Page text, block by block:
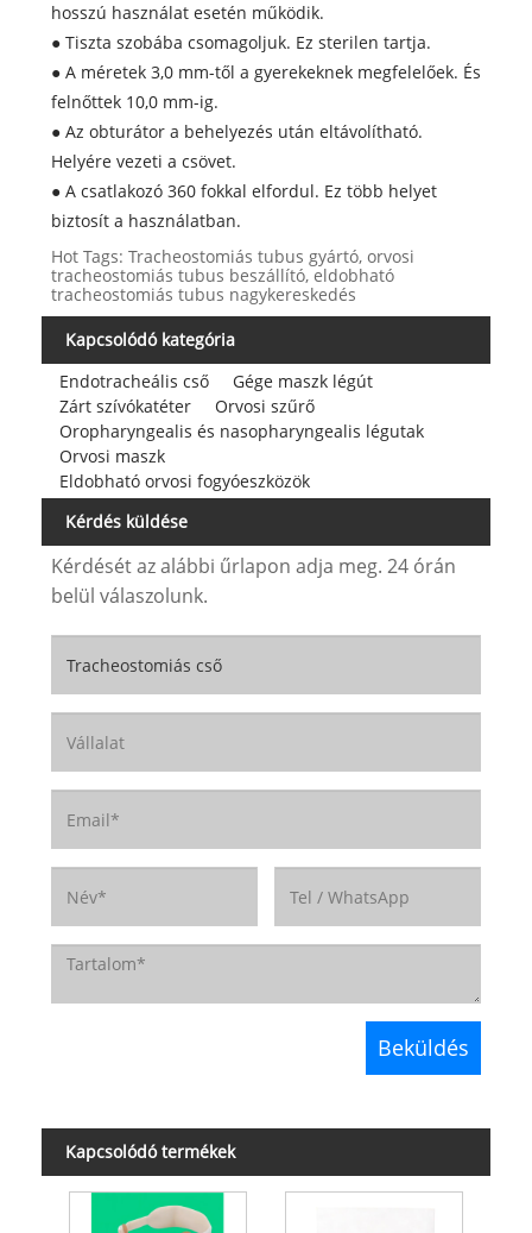
hosszú használat esetén működik.
● Tiszta szobába csomagoljuk. Ez sterilen tartja.
● A méretek 3,0 mm-től a gyerekeknek megfelelőek. És
felnőttek 10,0 mm-ig.
● Az obturátor a behelyezés után eltávolítható.
Helyére vezeti a csövet.
● A csatlakozó 360 fokkal elfordul. Ez több helyet
biztosít a használatban.
Hot Tags: Tracheostomiás tubus gyártó, orvosi
tracheostomiás tubus beszállító, eldobható
tracheostomiás tubus nagykereskedés
Kapcsolódó kategória
Endotracheális cső
Gége maszk légút
Zárt szívókatéter
Orvosi szűrő
Oropharyngealis és nasopharyngealis légutak
Orvosi maszk
Eldobható orvosi fogyóeszközök
Kérdés küldése
Kérdését az alábbi űrlapon adja meg. 24 órán
belül válaszolunk.
Kapcsolódó termékek